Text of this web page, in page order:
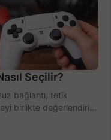
Seçilir?
bağlantı, tetik
birlikte değerlendirin;